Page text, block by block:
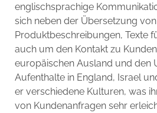
englischsprachige
sich neben der Übersetzung von
Produktbeschreibungen, Texte
auch um den Kontakt zu
europäischen Ausland und den
Aufenthalte in England, Israel
er verschiedene Kulturen, was
von Kundenanfragen sehr